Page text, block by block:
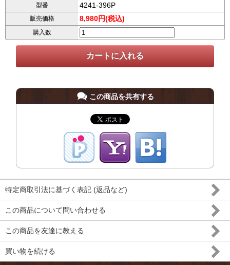
型番 4241-396P
販売価格 8,980円(税込)
購入数
この商品を共有する
特定商取引法に基づく表記 (返品など)
この商品について問い合わせる
この商品を友達に教える
買い物を続ける